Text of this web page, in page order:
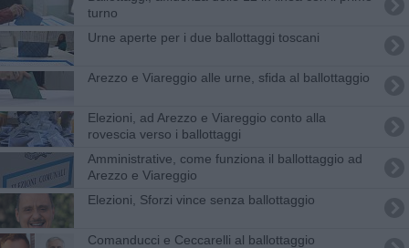
turno
Urne aperte per i due ballottaggi toscani
Arezzo e Viareggio alle urne, sfida al ballottaggio
Elezioni, ad Arezzo e Viareggio conto alla
rovescia verso i ballottaggi
Amministrative, come funziona il ballottaggio ad
Arezzo e Viareggio
Elezioni, Sforzi vince senza ballottaggio
Comanducci e Ceccarelli al ballottaggio